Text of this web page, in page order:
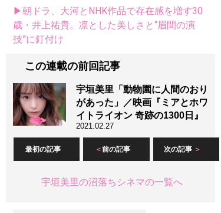
▶朝ドラ、大河とNHK作品で存在感を増す30
歳・井上祐貴。凛とした美しさと“眉間の演
技”に釘付け
この連載の前回記事
宇垣美里「動物園に人間のおり
があった」／映画『ミアとホワ
イトライオン 奇跡の1300日』
2021.02.27
最初の記事 前の記事 次の記事
宇垣美里の沼落ちシネマの一覧へ